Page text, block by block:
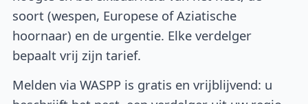
soort (wespen, Europese of Aziatische
hoornaar) en de urgentie. Elke verdelger
bepaalt vrij zijn tarief.
Melden via WASPP is gratis en vrijblijvend: u